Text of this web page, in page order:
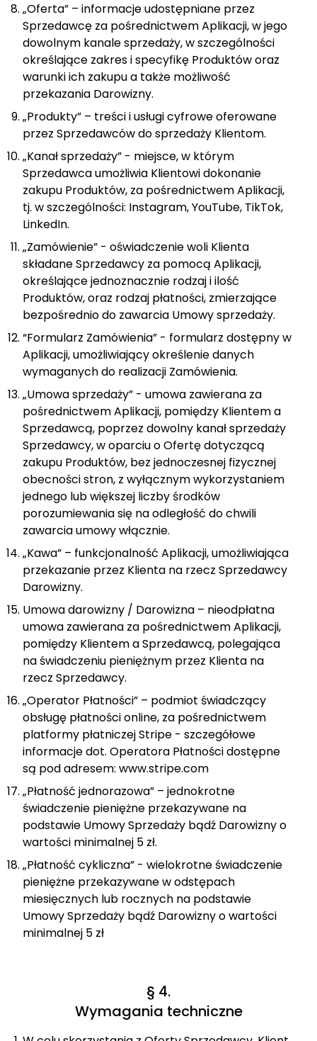
„Oferta” – informacje udostępniane przez
Sprzedawcę za pośrednictwem Aplikacji, w jego
dowolnym kanale sprzedaży, w szczególności
określające zakres i specyfikę Produktów oraz
warunki ich zakupu a także możliwość
przekazania Darowizny.
„Produkty” – treści i usługi cyfrowe oferowane
przez Sprzedawców do sprzedaży Klientom.
„Kanał sprzedaży” - miejsce, w którym
Sprzedawca umożliwia Klientowi dokonanie
zakupu Produktów, za pośrednictwem Aplikacji,
tj. w szczególności: Instagram, YouTube, TikTok,
LinkedIn.
„Zamówienie” - oświadczenie woli Klienta
składane Sprzedawcy za pomocą Aplikacji,
określające jednoznacznie rodzaj i ilość
Produktów, oraz rodzaj płatności, zmierzające
bezpośrednio do zawarcia Umowy sprzedaży.
“Formularz Zamówienia” - formularz dostępny w
Aplikacji, umożliwiający określenie danych
wymaganych do realizacji Zamówienia.
„Umowa sprzedaży” - umowa zawierana za
pośrednictwem Aplikacji, pomiędzy Klientem a
Sprzedawcą, poprzez dowolny kanał sprzedaży
Sprzedawcy, w oparciu o Ofertę dotyczącą
zakupu Produktów, bez jednoczesnej fizycznej
obecności stron, z wyłącznym wykorzystaniem
jednego lub większej liczby środków
porozumiewania się na odległość do chwili
zawarcia umowy włącznie.
„Kawa” – funkcjonalność Aplikacji, umożliwiająca
przekazanie przez Klienta na rzecz Sprzedawcy
Darowizny.
Umowa darowizny / Darowizna – nieodpłatna
umowa zawierana za pośrednictwem Aplikacji,
pomiędzy Klientem a Sprzedawcą, polegająca
na świadczeniu pieniężnym przez Klienta na
rzecz Sprzedawcy.
„Operator Płatności” – podmiot świadczący
obsługę płatności online, za pośrednictwem
platformy płatniczej Stripe - szczegółowe
informacje dot. Operatora Płatności dostępne
są pod adresem: www.stripe.com
„Płatność jednorazowa” – jednokrotne
świadczenie pieniężne przekazywane na
podstawie Umowy Sprzedaży bądź Darowizny o
wartości minimalnej 5 zł.
„Płatność cykliczna” - wielokrotne świadczenie
pieniężne przekazywane w odstępach
miesięcznych lub rocznych na podstawie
Umowy Sprzedaży bądź Darowizny o wartości
minimalnej 5 zł
§ 4.
Wymagania techniczne